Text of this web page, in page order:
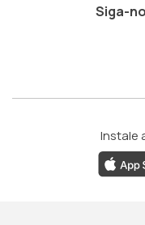
Siga-
Instale